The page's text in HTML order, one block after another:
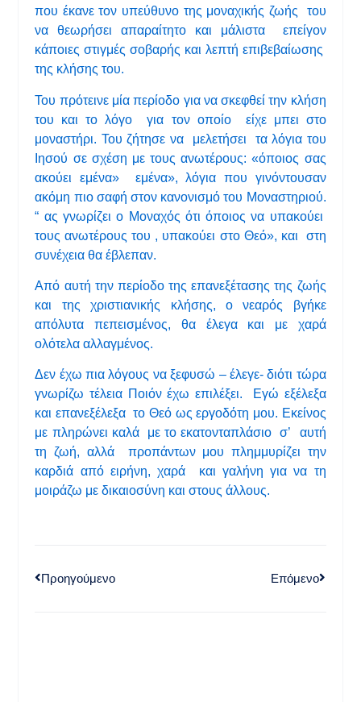
που έκανε τον υπεύθυνο της μοναχικής ζωής του
να θεωρήσει απαραίτητο και μάλιστα επείγον
κάποιες στιγμές σοβαρής και λεπτή επιβεβαίωσης
της κλήσης του.
Του πρότεινε μία περίοδο για να σκεφθεί την κλήση
του και το λόγο για τον οποίο είχε μπει στο
μοναστήρι. Του ζήτησε να μελετήσει τα λόγια του
Ιησού σε σχέση με τους ανωτέρους: «όποιος σας
ακούει εμένα» εμένα», λόγια που γινόντουσαν
ακόμη πιο σαφή στον κανονισμό του Μοναστηριού.
“ ας γνωρίζει ο Μοναχός ότι όποιος να υπακούει
τους ανωτέρους του , υπακούει στο Θεό», και στη
συνέχεια θα έβλεπαν.
Από αυτή την περίοδο της επανεξέτασης της ζωής
και της χριστιανικής κλήσης, ο νεαρός βγήκε
απόλυτα πεπεισμένος, θα έλεγα και με χαρά
ολότελα αλλαγμένος.
Δεν έχω πια λόγους να ξεφυσώ – έλεγε- διότι τώρα
γνωρίζω τέλεια Ποιόν έχω επιλέξει. Εγώ εξέλεξα
και επανεξέλεξα το Θεό ως εργοδότη μου. Εκείνος
με πληρώνει καλά με το εκατονταπλάσιο σ’ αυτή
τη ζωή, αλλά προπάντων μου πλημμυρίζει την
καρδιά από ειρήνη, χαρά και γαλήνη για να τη
μοιράζω με δικαιοσύνη και στους άλλους.
Προηγούμενο Επόμενο